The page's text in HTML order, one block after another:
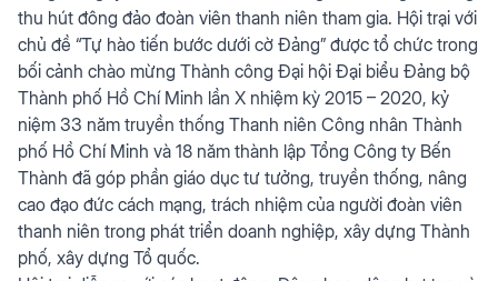
thu hút đông đảo đoàn viên thanh niên tham gia. Hội trại với
chủ đề “Tự hào tiến bước dưới cờ Đảng” được tổ chức trong
bối cảnh chào mừng Thành công Đại hội Đại biểu Đảng bộ
Thành phố Hồ Chí Minh lần X nhiệm kỳ 2015 – 2020, kỷ
niệm 33 năm truyền thống Thanh niên Công nhân Thành
phố Hồ Chí Minh và 18 năm thành lập Tổng Công ty Bến
Thành đã góp phần giáo dục tư tưởng, truyền thống, nâng
cao đạo đức cách mạng, trách nhiệm của người đoàn viên
thanh niên trong phát triển doanh nghiệp, xây dựng Thành
phố, xây dựng Tổ quốc.